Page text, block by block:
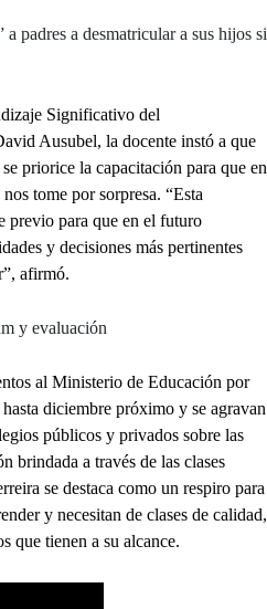
padres a desmatricular a sus hijos si
Significativo del
Ausubel, la docente instó a que
priorice la capacitación para que en
tome por sorpresa. “Esta
previo para que en el futuro
y decisiones más pertinentes
afirmó.
y evaluación
al Ministerio de Educación por
diciembre próximo y se agravan
públicos y privados sobre las
brindada a través de las clases
se destaca como un respiro para
y necesitan de clases de calidad,
que tienen a su alcance.